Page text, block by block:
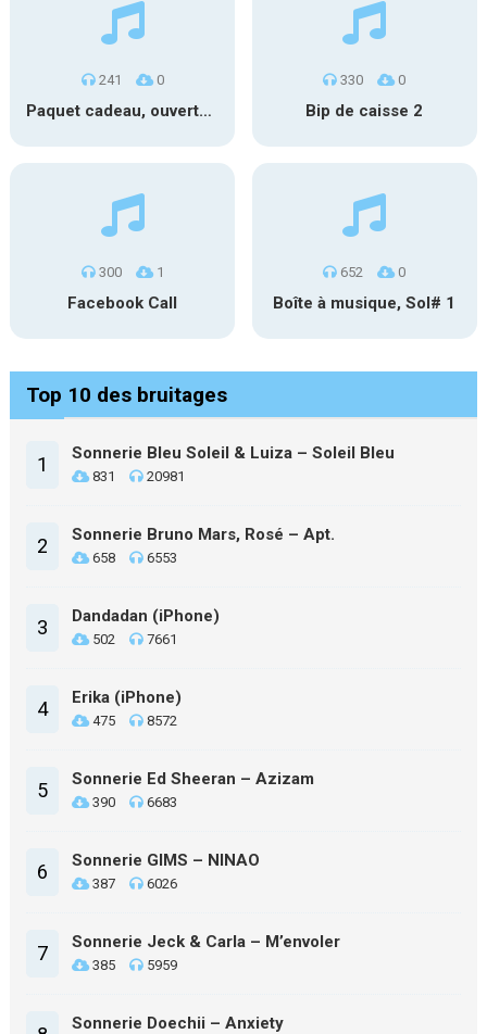
241 0
Paquet cadeau, ouverture #1
330 0
Bip de caisse 2
300 1
Facebook Call
652 0
Boîte à musique, Sol# 1
Top 10 des bruitages
1 Sonnerie Bleu Soleil & Luiza – Soleil Bleu
831 20981
2 Sonnerie Bruno Mars, Rosé – Apt.
658 6553
3 Dandadan (iPhone)
502 7661
4 Erika (iPhone)
475 8572
5 Sonnerie Ed Sheeran – Azizam
390 6683
6 Sonnerie GIMS – NINAO
387 6026
7 Sonnerie Jeck & Carla – M’envoler
385 5959
Sonnerie Doechii – Anxiety